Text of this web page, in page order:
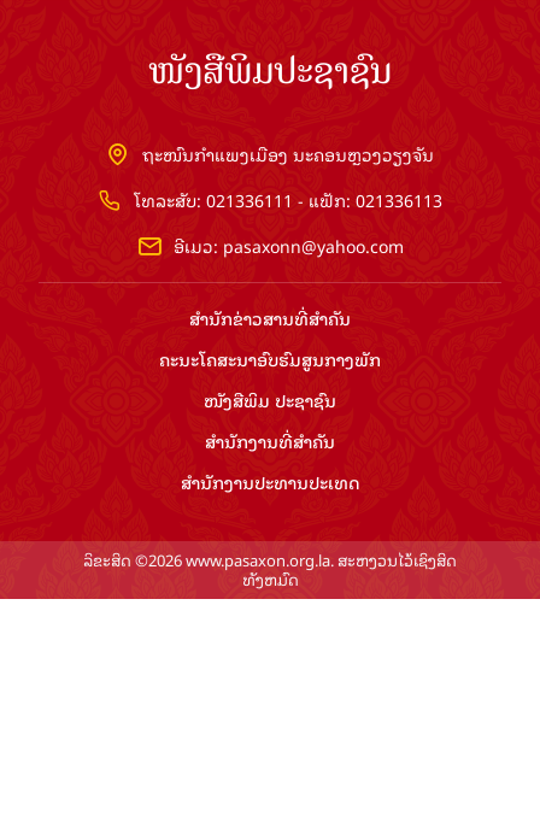
ໜັງສືພິມປະຊາຊົນ
ຖະໜົນກຳແພງເມືອງ ນະຄອນຫຼວງວຽງຈັນ
ໂທລະສັບ: 021336111 - ແຟັກ: 021336113
ອີເມວ: pasaxonn@yahoo.com
ສຳ​ນັກ​ຂ່າວ​ສານ​ທີ່​ສຳ​ຄັນ​
ຄະນະໂຄສະນາອົບຮົມ​ສູນ​ກາງ​ພັກ
ໜັງສືພິມ ປະ​ຊາ​ຊົນ
ສຳ​ນັກ​ງານ​ທີ່​ສຳ​ຄັນ
ສຳ​ນັກ​ງານ​ປະ​ທານ​ປະ​ເທດ
ລິຂະສິດ ©2026 www.pasaxon.org.la. ສະຫງວນໄວ້ເຊິງສິດ
ທັງຫມົດ